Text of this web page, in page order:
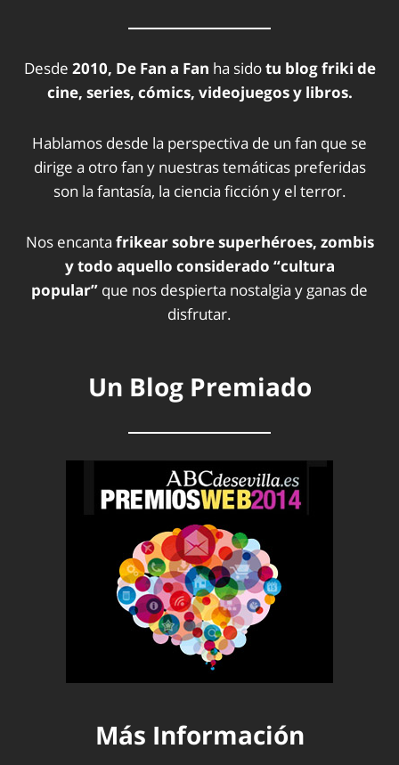
Desde 2010, De Fan a Fan ha sidotu blog friki de
cine, series, cómics, videojuegos y libros.
Hablamos desde la perspectiva de un fan que se
dirige a otro fan y nuestras temáticas preferidas
son la fantasía, la ciencia ficción y el terror.
Nos encanta frikear sobre superhéroes, zombis
y todo aquello considerado “cultura
popular” que nos despierta nostalgia y ganas de
disfrutar.
Un Blog Premiado
Más Información